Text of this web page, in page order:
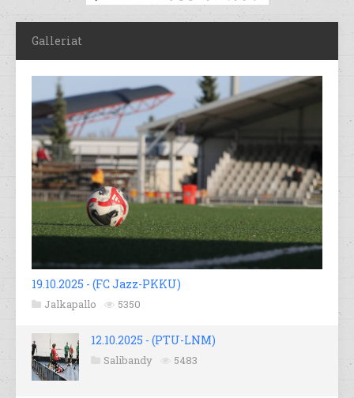
Galleriat
19.10.2025 - (FC Jazz-PKKU)
Jalkapallo 5350
12.10.2025 - (PTU-LNM)
Salibandy 5483